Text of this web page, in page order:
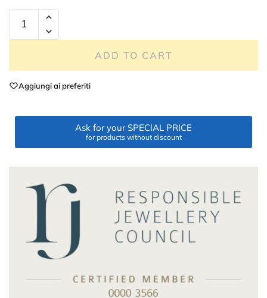
ADD TO CART
Aggiungi ai preferiti
Ask for your SPECIAL PRICE
for products without discount